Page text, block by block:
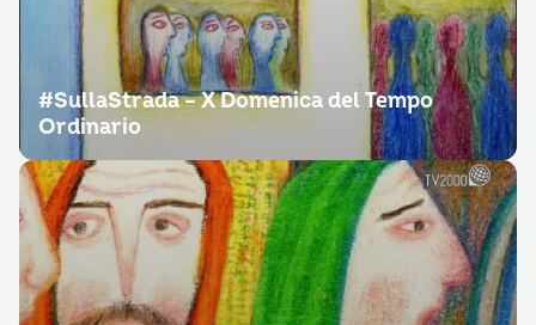
#SullaStrada – X Domenica del Tempo
Ordinario